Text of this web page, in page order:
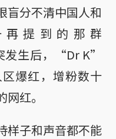
盲分不清中国人和
提到的那群
发生后，“Dr K”
爆红，增粉数十
红。
样子和声音都不能